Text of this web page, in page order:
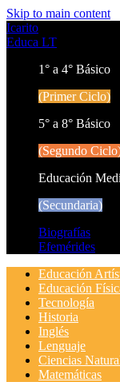
Skip to main content
Icarito
Educa LT
1° a 4° Básico
(Primer Ciclo)
5° a 8° Básico
(Segundo
Educación
(Secundaria)
Biografías
Efemérides
Educación
Educación
Tecnología
Historia
Inglés
Lenguaje
Ciencias
Matemáticas